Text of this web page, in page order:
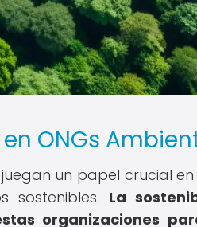
ONGs
un papel crucial
La
organizaciones